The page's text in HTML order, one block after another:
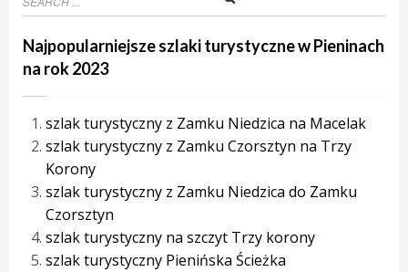
Najpopularniejsze szlaki turystyczne w Pieninach
na rok 2023
szlak turystyczny z Zamku Niedzica na Macelak
szlak turystyczny z Zamku Czorsztyn na Trzy
Korony
szlak turystyczny z Zamku Niedzica do Zamku
Czorsztyn
szlak turystyczny na szczyt Trzy korony
szlak turystyczny Pienińska Ścieżka